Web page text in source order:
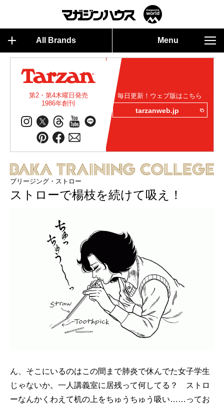
All Brands Menu
第2・第4木曜日発売
1986年創刊
毎日更新！ウェブ版はこちら
tarzanweb.jp
ブリージング・ストロー
ストローで楊枝を続けて吸え！
ん、そこにいるのはこの間まで肺炎で休んでた女子学生
じゃないか。一人講義室に居残って何してる？ ストロ
ーなんかくわえて机の上をちゅうちゅう吸い……ってお